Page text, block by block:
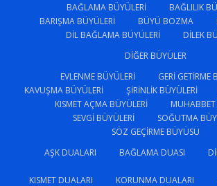
BAĞLAMA BÜYÜLERI
BAĞLILIK
BARIŞMA BÜYÜLERI
BÜYÜ BOZMA
DIL BAĞLAMA BÜYÜLERI
DILEK
DIĞER BÜYÜLER
EVLENME BÜYÜLERI
GERI GETIRME
KAVUŞMA BÜYÜLERI
ŞIRINLIK BÜYÜLERI
KISMET AÇMA BÜYÜLERI
SEVGI BÜYÜLERI
SOĞUTMA
SÖZ GEÇIRME BÜYÜSÜ
AŞK DUALARI
BAĞLAMA DUASI
KISMET DUALARI KORUNMA DUALARI